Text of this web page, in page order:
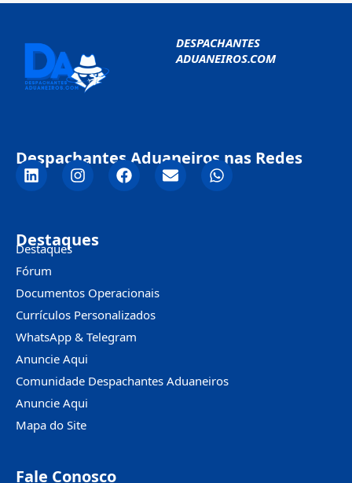
DESPACHANTES
ADUANEIROS.COM
Despachantes Aduaneiros nas Redes
Destaques
Destaques
Fórum
Documentos Operacionais
Currículos Personalizados
WhatsApp & Telegram
Anuncie Aqui
Comunidade Despachantes Aduaneiros
Anuncie Aqui
Mapa do Site
Fale Conosco